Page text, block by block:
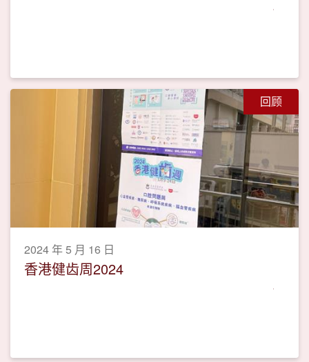
回顾
2024 年 5 月 16 日
香港健齿周2024